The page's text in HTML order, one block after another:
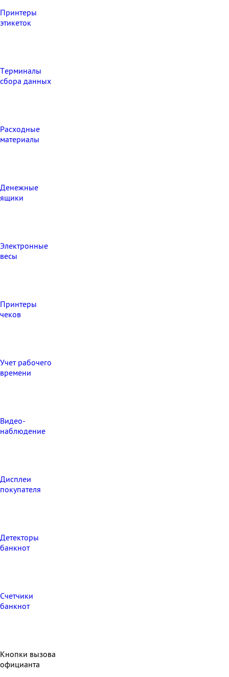
Принтеры
этикеток
Терминалы
сбора данных
Расходные
материалы
Денежные
ящики
Электронные
весы
Принтеры
чеков
Учет рабочего
времени
Видео‑
наблюдение
Дисплеи
покупателя
Детекторы
банкнот
Счетчики
банкнот
Кнопки вызова
официанта